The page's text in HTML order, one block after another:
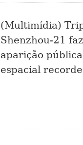
(Multimídia)
Shenzhou-21
aparição
espacial